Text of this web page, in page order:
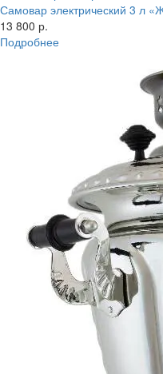
Самовар электрический 3 л
13 800 р.
Подробнее